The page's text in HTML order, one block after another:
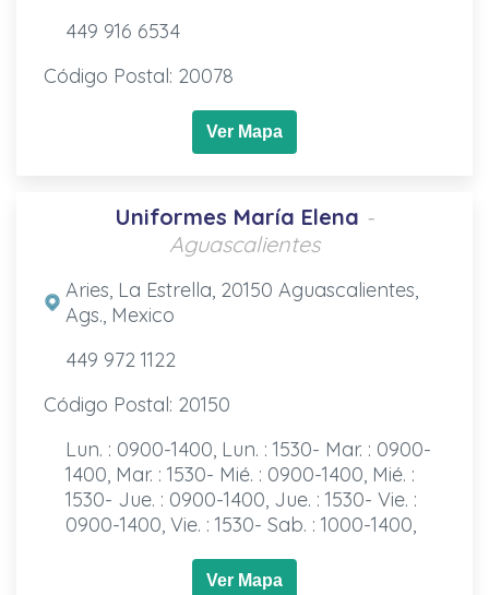
449 916 6534
Código Postal: 20078
Ver Mapa
Uniformes María Elena -
Aguascalientes
Aries, La Estrella, 20150 Aguascalientes,
Ags., Mexico
449 972 1122
Código Postal: 20150
Lun. : 0900-1400, Lun. : 1530- Mar. : 0900-
1400, Mar. : 1530- Mié. : 0900-1400, Mié. :
1530- Jue. : 0900-1400, Jue. : 1530- Vie. :
0900-1400, Vie. : 1530- Sab. : 1000-1400,
Ver Mapa